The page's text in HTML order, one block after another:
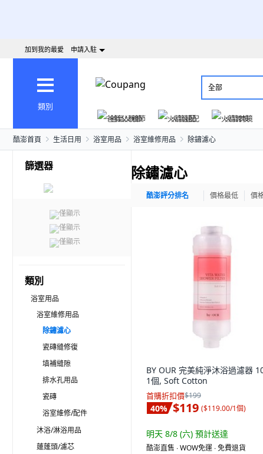
加到我的最愛 申請入駐
類別
全部
爸氣父親節
火箭速配 火箭跨境
酷澎首頁 生活日用 浴室用品 浴室維修用品 除鏽濾心
篩選器
僅顯示
僅顯示
僅顯示
類別
浴室用品
浴室維修用品
除鏽濾心
瓷磚縫修復
填補縫隙
排水孔用品
瓷磚
浴室維修/配件
沐浴/淋浴用品
蓮蓬頭/濾芯
除鏽濾心
酷澎評分排名 價格最低 價
BY OUR 完美純淨沐浴過濾器
1個, Soft Cotton
首購折扣價$199
40% $119 ($119.00/1個)
明天 8/8 (六) 預計送達
酷澎直售 ∙ WOW免運 ∙ 免費退貨